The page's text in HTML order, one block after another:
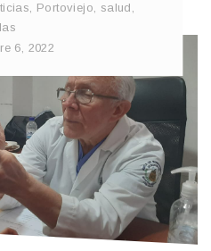
, Portoviejo, salud ,
6, 2022